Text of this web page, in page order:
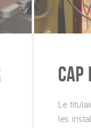
Le
les